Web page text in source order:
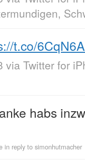
t.co/
via Twitter for
habs
in reply to simonhutmacher